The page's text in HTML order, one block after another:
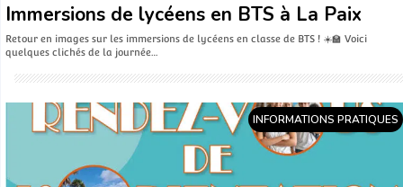
Immersions de lycéens en BTS à La Paix
Retour en images sur les immersions de lycéens en classe de BTS ! ☀️🏫 Voici
quelques clichés de la journée…
INFORMATIONS PRATIQUES